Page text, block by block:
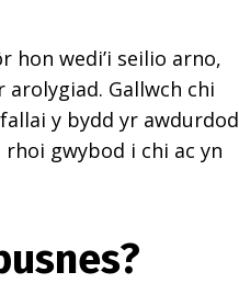
hon wedi’i seilio arno,
Gallwch chi
y bydd yr awdurdod
gwybod i chi ac yn